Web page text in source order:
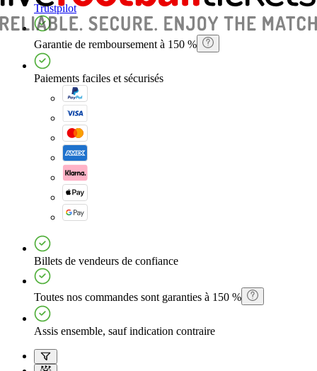
Trustpilot
Garantie de remboursement à 150 %
Paiements faciles et sécurisés
Billets de vendeurs de confiance
Toutes nos commandes sont garanties à 150 %
Assis ensemble, sauf indication contraire